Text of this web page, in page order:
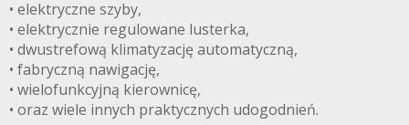
• elektryczne szyby,
• elektrycznie regulowane lusterka,
• dwustrefową klimatyzację automatyczną,
• fabryczną nawigację,
• wielofunkcyjną kierownicę,
• oraz wiele innych praktycznych udogodnień.